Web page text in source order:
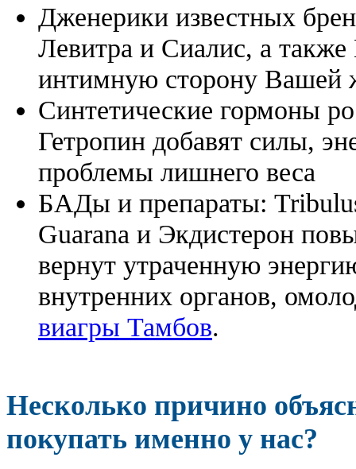
Дженерики известных
Левитра и Сиалис, а
интимную сторону Вашей
Синтетические гормоны
Гетропин добавят силы,
проблемы лишнего веса
БАДы и препараты:
Guarana и Экдистерон
вернут утраченную
внутренних органов,
виагры Тамбов.
Несколько причино
покупать именно у нас?